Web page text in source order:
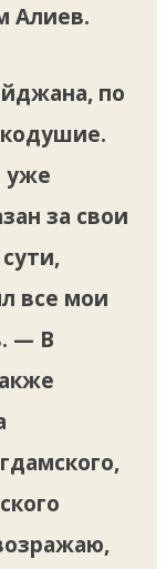
Алиев.
по
уже
за свои
все мои
— В